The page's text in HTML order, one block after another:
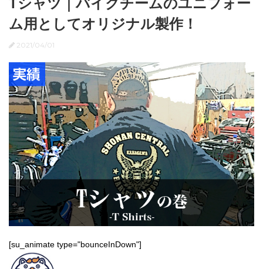
Tシャツ｜バイクチームのユニフォー
ム用としてオリジナル製作！
2021/04/01
[su_animate type="bounceInDown"]